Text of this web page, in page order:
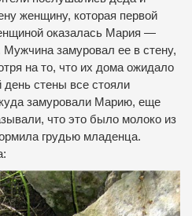
женщину, которая первой
оказалась Мария —
Мужчина замуровал ее в стену,
на то, что их дома ожидало
стены все стояли
замуровали Марию, еще
что это было молоко из
грудью младенца.